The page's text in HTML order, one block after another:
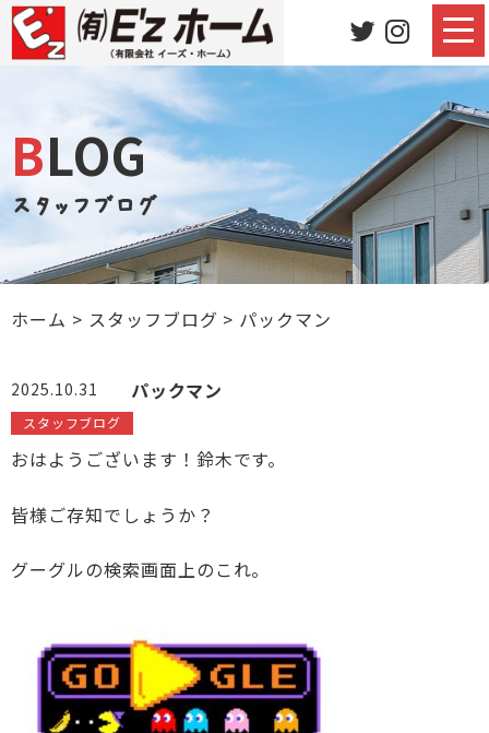
BLOG
スタッフブログ
ホーム > スタッフブログ > パックマン
2025.10.31 パックマン
スタッフブログ
おはようございます！鈴木です。
皆様ご存知でしょうか？
グーグルの検索画面上のこれ。